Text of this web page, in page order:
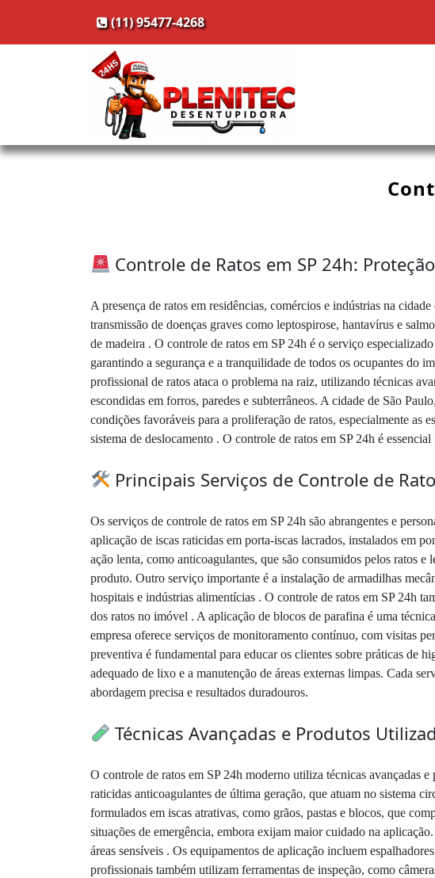
(11) 95477-4268
Controle de Ratos em SP 24h:
A presença de ratos em residências, comércios e indústrias na
transmissão de doenças graves como leptospirose, hantavírus e
de madeira . O controle de ratos em SP 24h é o serviço
garantindo a segurança e a tranquilidade de todos os ocupantes do
profissional de ratos ataca o problema na raiz, utilizando técnicas
escondidas em forros, paredes e subterrâneos. A cidade de São
condições favoráveis para a proliferação de ratos, especialmente as
sistema de deslocamento . O controle de ratos em SP 24h é
Principais Serviços de Controle de
Os serviços de controle de ratos em SP 24h são abrangentes e
aplicação de iscas raticidas em porta-iscas lacrados, instalados em
ação lenta, como anticoagulantes, que são consumidos pelos ratos
produto. Outro serviço importante é a instalação de armadilhas
hospitais e indústrias alimentícias . O controle de ratos em SP 24h
dos ratos no imóvel . A aplicação de blocos de parafina é uma
empresa oferece serviços de monitoramento contínuo, com visitas
preventiva é fundamental para educar os clientes sobre práticas de
adequado de lixo e a manutenção de áreas externas limpas. Cada
abordagem precisa e resultados duradouros.
Técnicas Avançadas e Produtos
O controle de ratos em SP 24h moderno utiliza técnicas avançadas
raticidas anticoagulantes de última geração, que atuam no sistema
formulados em iscas atrativas, como grãos, pastas e blocos, que
situações de emergência, embora exijam maior cuidado na
áreas sensíveis . Os equipamentos de aplicação incluem
profissionais também utilizam ferramentas de inspeção, como